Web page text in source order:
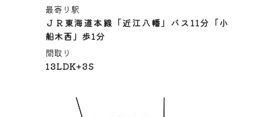
最寄り駅
ＪＲ東海道本線「近江八幡」バス11分「小
船木西」歩1分
間取り
13LDK+3S